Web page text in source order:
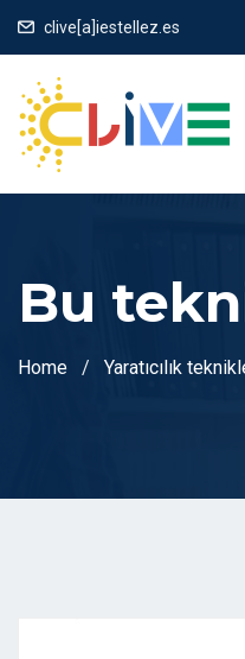
clive[a]iestellez.es
Bu
Home Yaratıcılık